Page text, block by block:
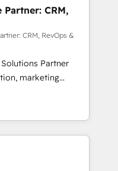
operations and
and custom
stack. - Custom
funnel automation.
and lead
setup across
Service Hubs. -
support, and
convert, scale, and
CRM,
CRM, RevOps &
Partner
marketing
data
automation,
HubSpot,
stacks. Digital
and
(AI Search),